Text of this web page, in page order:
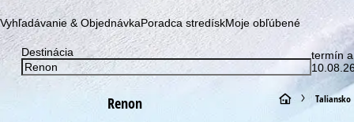
Upozornenie na súbory
S cieľom optimalizovať
my, spoločnosť
pomocou informácií o
Vyhľadávanie & ObjednávkaPoradca stredískMoje obľúbené
Destinácia
termín
Renon H Taliansko